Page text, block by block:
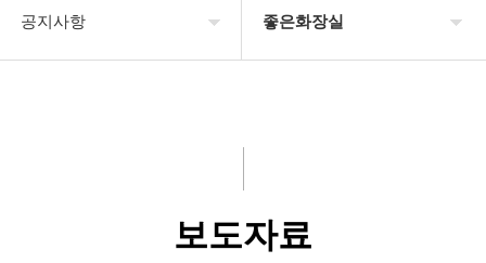
공지사항 좋은화장실
미운화장실
보도자료